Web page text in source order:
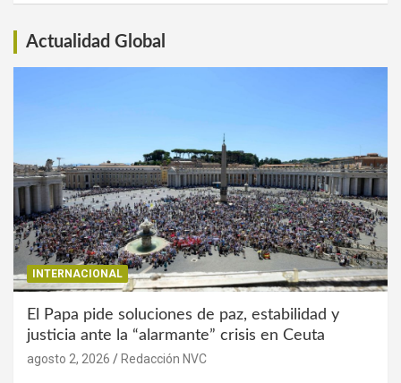
Actualidad Global
INTERNACIONAL
El Papa pide soluciones de paz, estabilidad y
justicia ante la “alarmante” crisis en Ceuta
agosto 2, 2026 Redacción NVC